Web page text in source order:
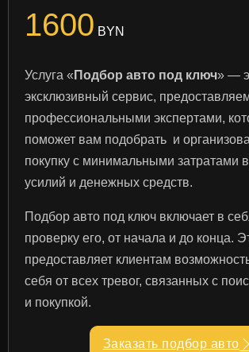
1600 BYN
Услуга « Подбор авто под ключ» —
эксклюзивный сервис,
профессиональными экспертами,
поможет вам подобрать и
покупку с минимальными затратами
усилий и денежных средств.
Подбор авто под ключ включает в
проверку его, от начала и до конца.
предоставляет клиентам
себя от всех тревог, связанных с
и покупкой.
Заказать подбор авто